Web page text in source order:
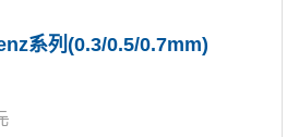
系列(0.3/0.5/0.7mm)